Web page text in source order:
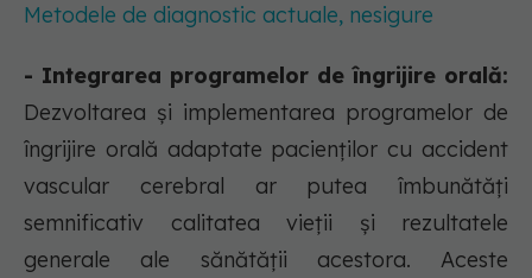
Metodele de diagnostic actuale, nesigure
- Integrarea programelor de îngrijire orală:
Dezvoltarea și implementarea programelor de
îngrijire orală adaptate pacienților cu accident
vascular cerebral ar putea îmbunătăți
semnificativ calitatea vieții și rezultatele
generale ale sănătății acestora. Aceste